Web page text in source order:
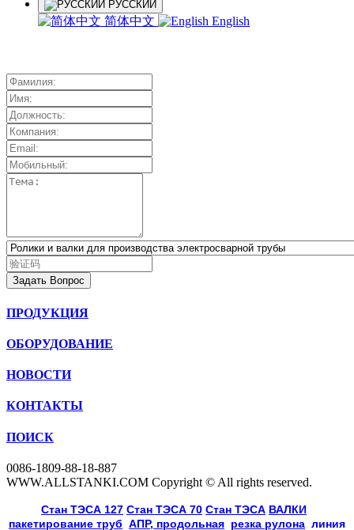
РУССКИЙ
简体中文 English
Задать Вопрос
ПРОДУКЦИЯ
ОБОРУДОВАНИЕ
НОВОСТИ
КОНТАКТЫ
ПОИСК
0086-1809-88-18-887
WWW.ALLSTANKI.COM Copyright © All rights reserved.
Cтан ТЭСА 127 Cтан ТЭСА 70 Cтан ТЭСА ВАЛКИ
пакетирование труб АПР, продольная резка рулона линия